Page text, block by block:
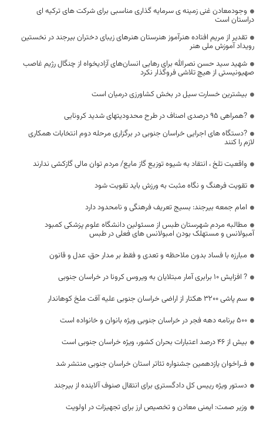
وجودمعادن غنی زمینه ی سرمایه گذاری مناسبی برای شرکت های ترکیه ای
دراستان است
تقدیر از مریم افتاده هنرآموز هنرستان هنرهای زیبای دختران بیرجند در نخستین
رویداد آموزش ملی هنر
شهید سید حسن نصرالله برای رهایی انسان‌های آزادیخواه از چنگال رژیم غاصب
صهیونیستی از هیچ تلاشی فروگذار نکرد
بیشترین خسارت سیل در بخش کشاورزی درمیان است
?همراهی 95 درصدی اصناف در طرح محدودیتهای شدید کرونایی
?دستگاه های اجرایی خراسان جنوبی در برگزاری مرحله دوم انتخابات همکاری
لازم را کنند
واقعیت تلخ ، انتقاد به شیوه توزیع گاز مایع/ مردم توان مالی گازکشی ندارند
تقویت فرهنگ و نگاه مثبت به ورزش باید تقویت شود
امام جمعه بیرجند: بسیج تعریف فرهنگی و نامحدود دارد
مطالبه مردم شهرستان طبس از مسئولین دانشگاه علوم پزشکی کمبود
آمبولانس و مستهلک بودن امبولانس های فعلی در طبس
مبارزه با فساد بدون ملاحظه و تعدی و فقط بر مدار حق، عدل و قانون
? افزایش 10 برابری آمار مبتلایان به ویروس کرونا در خراسان جنوبی
سم پاشی ۳۲۰۰ هکتار از اراضی خراسان جنوبی علیه آفت ملخ کوهاندار
۵۰۰ برنامه دهه فجر در خراسان جنوبی ویژه بانوان و خانواده است
بیش از ۴۶ درصد اعتبارات بحران کشور، ویژه خراسان جنوبی است
فـراخوان یازدهمین جشنواره تئاتر استان خراسان جنوبی منتشر شد
دستور ویژه رییس کل دادگستری برای انتقال صنوف آلاینده از بیرجند
وزیر صمت: ایمنی معادن و تخصیص ارز برای تجهیزات در اولویت